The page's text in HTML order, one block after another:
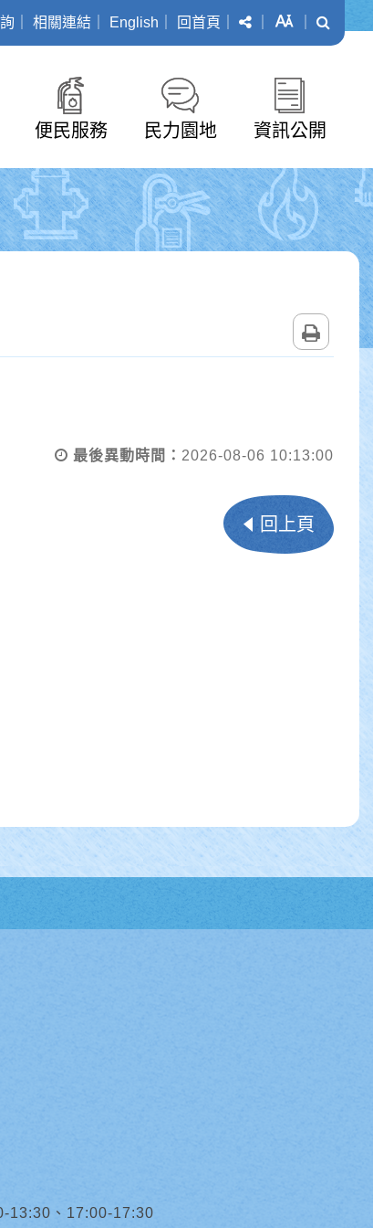
相關連結 English 回首頁 分享 字級
便民服務 民力園地 資訊公開
最後異動時間： 2026-08-06 10:13:00
回上頁
13:30、17:00-17:30